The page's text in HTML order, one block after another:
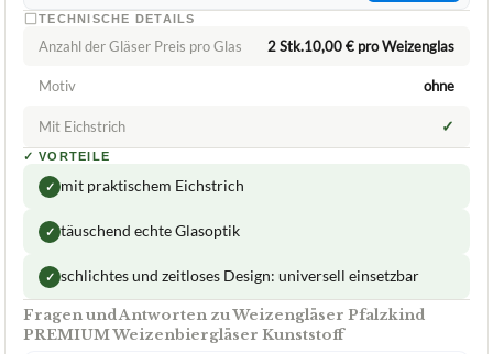
TECHNISCHE DETAILS
Anzahl der Gläser Preis pro Glas 2 Stk.10,00 € pro Weizenglas
Motiv ohne
Mit Eichstrich ✓
✓ VORTEILE
✓ mit praktischem Eichstrich
✓ täuschend echte Glasoptik
✓ schlichtes und zeitloses Design: universell einsetzbar
Fragen und Antworten zu Weizengläser Pfalzkind
PREMIUM Weizenbiergläser Kunststoff